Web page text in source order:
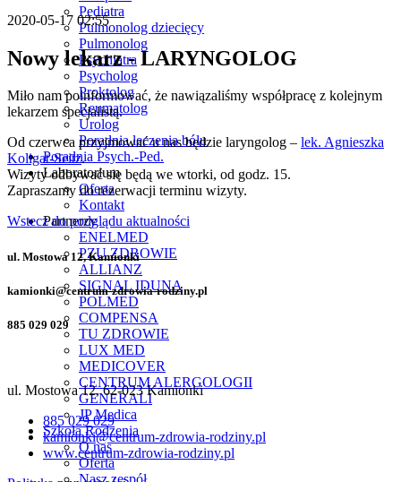
Pediatra
Pulmonolog dziecięcy
Pulmonolog
Psychiatra
Psycholog
Proktolog
Reumatolog
Urolog
Poradnia leczenia bólu
Poradnia Psych.-Ped.
Laboratorium
Oferta
Kontakt
Partnerzy
ENELMED
PZU ZDROWIE
ALLIANZ
SIGNAL IDUNA
POLMED
COMPENSA
TU ZDROWIE
LUX MED
MEDICOVER
CENTRUM ALERGOLOGII
GENERALI
JP Medica
Szkoła Rodzenia
O nas
Oferta
Nasz zespół
2020-05-17 02:55
Nowy lekarz - LARYNGOLOG
Miło nam poinformować, że nawiązaliśmy współpracę z kolejnym
lekarzem specjalistą.
Od czerwca przyjmować u nas będzie laryngolog – lek. Agnieszka
Koligat-Seitz.
Wizyty odbywać się będą we wtorki, od godz. 15.
Zapraszamy do rezerwacji terminu wizyty.
Wstecz do podglądu aktualności
ul. Mostowa 12, Kamionki
kamionki@centrum-zdrowia-rodziny.pl
885 029 029
ul. Mostowa 12, 62-023 Kamionki
885 029 029
kamionki@centrum-zdrowia-rodziny.pl
www.centrum-zdrowia-rodziny.pl